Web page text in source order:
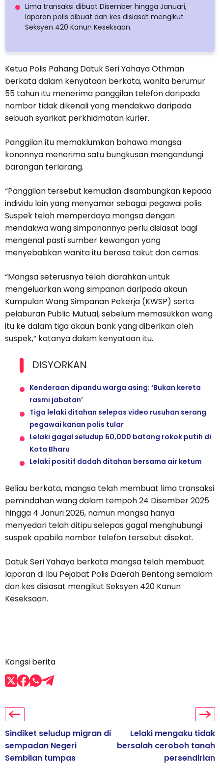
Lima transaksi dibuat Disember hingga Januari,
laporan polis dibuat dan kes disiasat mengikut
Seksyen 420 Kanun Keseksaan.
Ketua Polis Pahang Datuk Seri Yahaya Othman
berkata dalam kenyataan berkata, wanita berumur
55 tahun itu menerima panggilan telefon daripada
nombor tidak dikenali yang mendakwa daripada
sebuah syarikat perkhidmatan kurier.
Panggilan itu memaklumkan bahawa mangsa
kononnya menerima satu bungkusan mengandungi
barangan terlarang.
“Panggilan tersebut kemudian disambungkan kepada
individu lain yang menyamar sebagai pegawai polis.
Suspek telah memperdaya mangsa dengan
mendakwa wang simpanannya perlu disiasat bagi
mengenal pasti sumber kewangan yang
menyebabkan wanita itu berasa takut dan cemas.
“Mangsa seterusnya telah diarahkan untuk
mengeluarkan wang simpanan daripada akaun
Kumpulan Wang Simpanan Pekerja (KWSP) serta
pelaburan Public Mutual, sebelum memasukkan wang
itu ke dalam tiga akaun bank yang diberikan oleh
suspek,” katanya dalam kenyataan itu.
DISYORKAN
Kenderaan dipandu warga asing: ‘Bukan kereta
rasmi jabatan’
Tiga lelaki ditahan selepas video rusuhan serang
pegawai kanan polis tular
Lelaki gagal seludup 60,000 batang rokok putih di
Kota Bharu
Lelaki positif dadah ditahan bersama air ketum
Beliau berkata, mangsa telah membuat lima transaksi
pemindahan wang dalam tempoh 24 Disember 2025
hingga 4 Januri 2026, namun mangsa hanya
menyedari telah ditipu selepas gagal menghubungi
suspek apabila nombor telefon tersebut disekat.
Datuk Seri Yahaya berkata mangsa telah membuat
laporan di Ibu Pejabat Polis Daerah Bentong semalam
dan kes disiasat mengikut Seksyen 420 Kanun
Keseksaan.
Kongsi berita
Sindiket seludup migran di
sempadan Negeri
Sembilan tumpas
Lelaki mengaku tidak
bersalah ceroboh tanah
persendirian